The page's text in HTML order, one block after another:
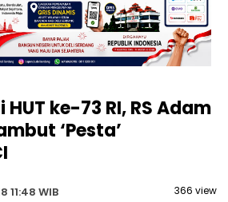
ke-73 RI, RS Adam
‘Pesta’
11:48 WIB 366 view